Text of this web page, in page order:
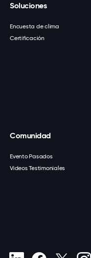
Soluciones
Encuesta de clima
Certificación
Comunidad
Evento Pasados
Videos Testimoniales